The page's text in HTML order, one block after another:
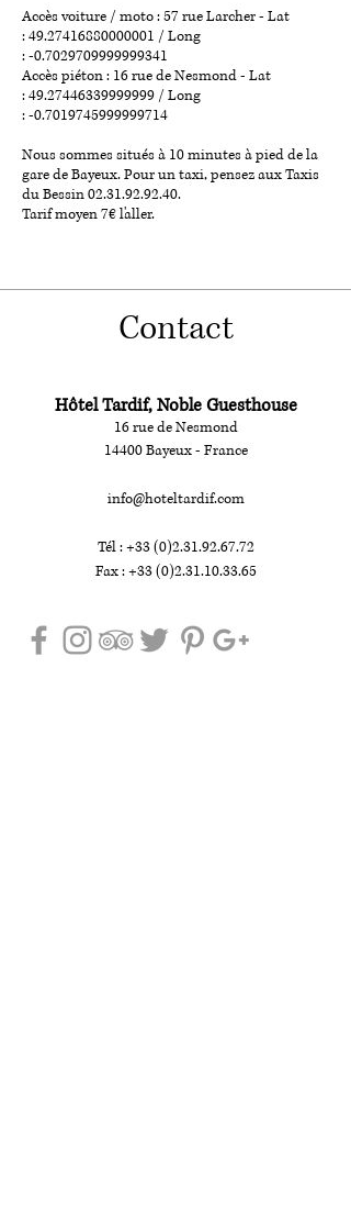
Accès voiture / moto : 57 rue Larcher - Lat
:49.27416880000001 / Long
: -0.7029709999999341
Accès piéton : 16 rue de Nesmond - Lat
:49.27446339999999 / Long
: -0.7019745999999714
Nous sommes situés à 10 minutes à pied de la
gare de Bayeux. Pour un taxi, pensez aux Taxis
du Bessin02.31.92.92.40.
Tarif moyen 7€ l'aller.
Contact
Hôtel Tardif, Noble Guesthouse
16 rue de Nesmond
14400 Bayeux - France
info@hoteltardif.com
Tél : +33 (0)2.31.92.67.72
Fax : +33 (0)2.31.10.33.65